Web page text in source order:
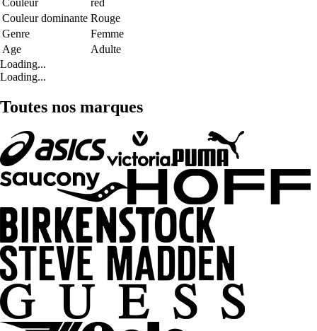
Couleur dominante Rouge
Genre
Femme
Age
Adulte
Loading...
Loading...
Toutes nos marques